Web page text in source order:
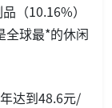
（10.16%）
全球最*的休闲
达到48.6元/